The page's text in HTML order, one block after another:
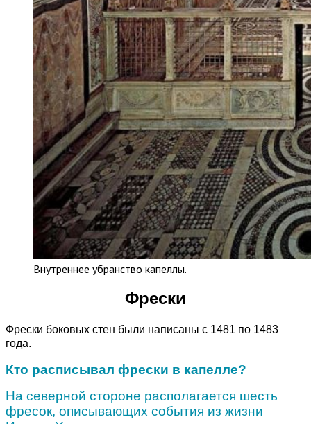
Внутреннее убранство капеллы.
Фрески
Фрески боковых стен были написаны с 1481 по 1483
года.
Кто расписывал фрески в капелле?
На северной стороне располагается шесть
фресок, описывающих события из жизни